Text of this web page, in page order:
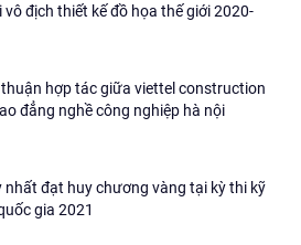
vô địch thiết kế đồ họa thế giới 2020-
hợp tác giữa viettel construction
đẳng nghề công nghiệp hà nội
nhất đạt huy chương vàng tại kỳ thi kỹ
gia 2021